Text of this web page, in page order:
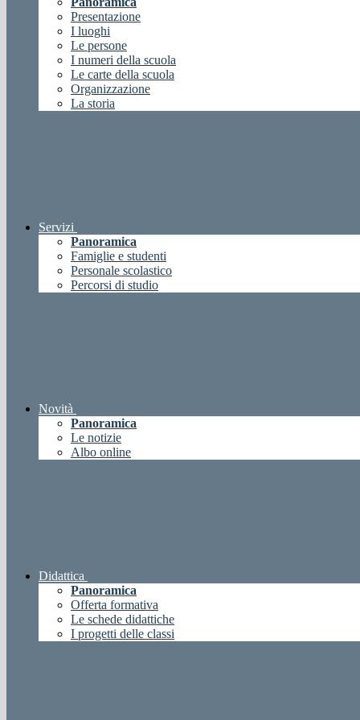
Presentazione
I luoghi
Le persone
I numeri della scuola
Le carte della scuola
Organizzazione
La storia
Servizi
Panoramica
Famiglie e studenti
Personale scolastico
Percorsi di studio
Novità
Panoramica
Le notizie
Albo online
Didattica
Panoramica
Offerta formativa
Le schede didattiche
I progetti delle classi